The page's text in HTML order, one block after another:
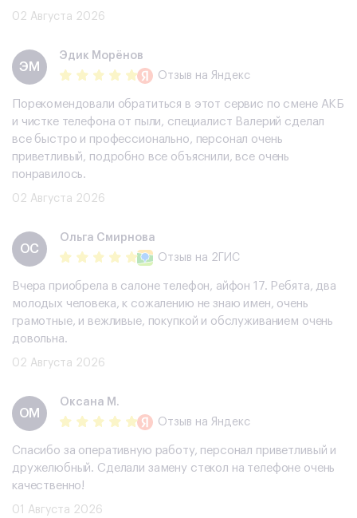
02 Августа 2026
ЭМ
Эдик Морёнов
Отзыв на Яндекс
Порекомендовали обратиться в этот сервис по смене АКБ
и чистке телефона от пыли, специалист Валерий сделал
все быстро и профессионально, персонал очень
приветливый, подробно все объяснили, все очень
понравилось.
02 Августа 2026
ОС
Ольга Смирнова
Отзыв на 2ГИС
Вчера приобрела в салоне телефон, айфон 17. Ребята, два
молодых человека, к сожалению не знаю имен, очень
грамотные, и вежливые, покупкой и обслуживанием очень
довольна.
02 Августа 2026
ОМ
Оксана М.
Отзыв на Яндекс
Спасибо за оперативную работу, персонал приветливый и
дружелюбный. Сделали замену стекол на телефоне очень
качественно!
01 Августа 2026